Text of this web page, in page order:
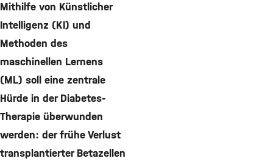
Mithilfe von Künstlicher
Intelligenz (KI) und
Methoden des
maschinellen Lernens
(ML) soll eine zentrale
Hürde in der Diabetes-
Therapie überwunden
werden: der frühe Verlust
transplantierter Betazellen